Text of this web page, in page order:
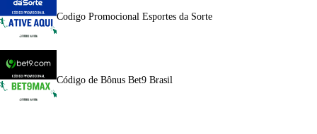
Codigo Promocional Esportes da Sorte
Código de Bônus Bet9 Brasil